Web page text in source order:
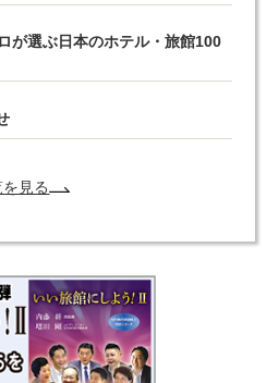
が選ぶ日本のホテル・旅館100
を見る